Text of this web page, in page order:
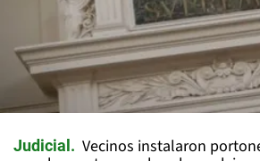
Judicial
Vecinos instalaron